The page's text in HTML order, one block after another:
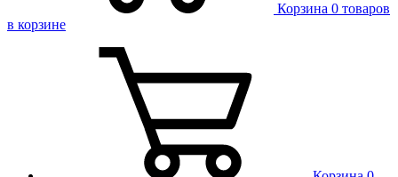
Корзина 0 товаров
в корзине